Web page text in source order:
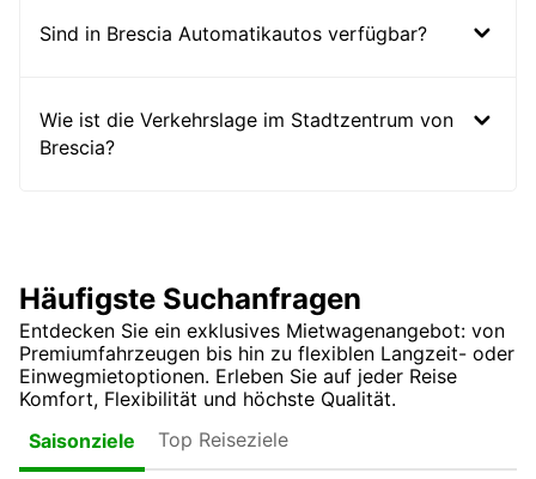
Sind in Brescia Automatikautos verfügbar?
Wie ist die Verkehrslage im Stadtzentrum von
Brescia?
Häufigste Suchanfragen
Entdecken Sie ein exklusives Mietwagenangebot: von
Premiumfahrzeugen bis hin zu flexiblen Langzeit- oder
Einwegmietoptionen. Erleben Sie auf jeder Reise
Komfort, Flexibilität und höchste Qualität.
Saisonziele
Top Reiseziele